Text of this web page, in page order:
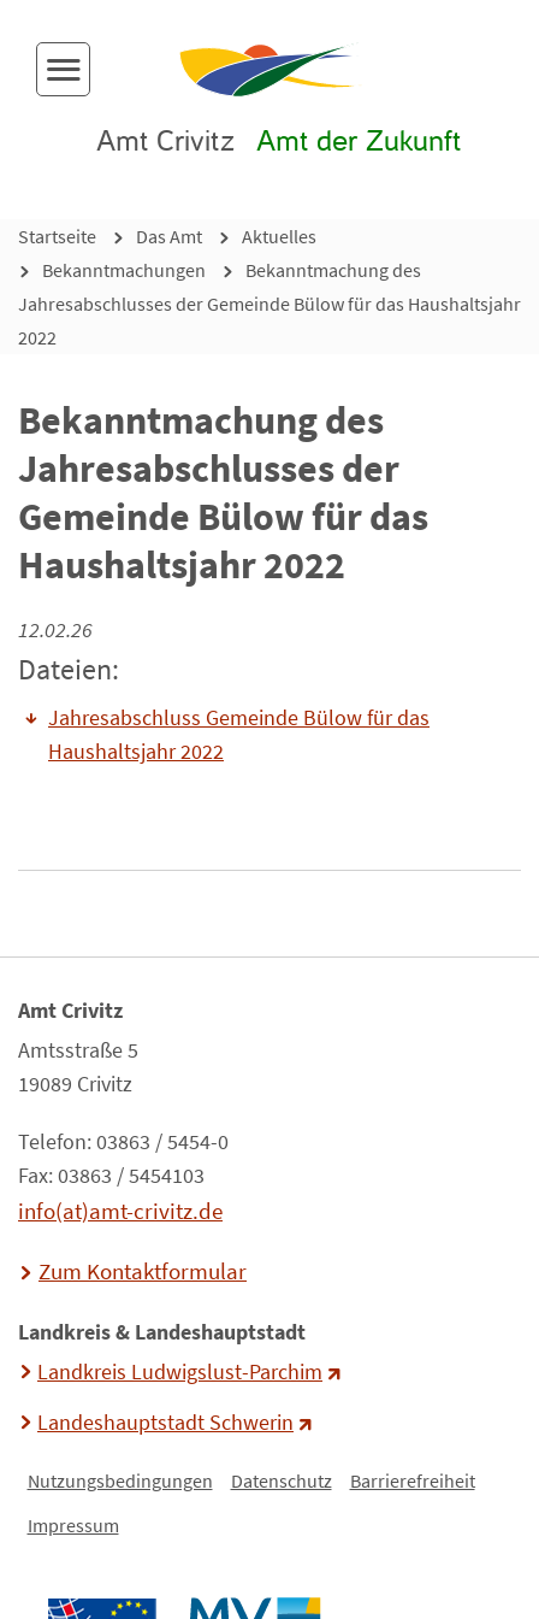
Menü-Button
Amt Crivitz Amt der Zukunft
Startseite Das Amt
Aktuelles
Bekanntmachungen
Bekanntmachung des
Jahresabschlusses der Gemeinde Bülow für das Haushaltsjahr
2022
Bekanntmachung des
Jahresabschlusses der
Gemeinde Bülow für das
Haushaltsjahr 2022
12.02.26
Dateien:
Jahresabschluss Gemeinde Bülow für das
Haushaltsjahr 2022
Amt Crivitz
Amtsstraße 5
19089 Crivitz
Telefon: 03863 / 5454-0
Fax: 03863 / 5454103
info(at)amt-crivitz.de
Zum Kontaktformular
Landkreis & Landeshauptstadt
Landkreis Ludwigslust-Parchim
Landeshauptstadt Schwerin
Nutzungsbedingungen Datenschutz
Barrierefreiheit
Impressum